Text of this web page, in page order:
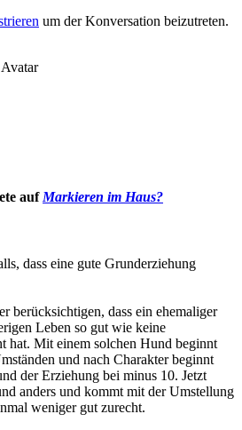
um der Konversation beizutreten.
auf Markieren im Haus?
dass eine gute Grunderziehung
berücksichtigen, dass ein ehemaliger
Leben so gut wie keine
hat. Mit einem solchen Hund beginnt
und nach Charakter beginnt
der Erziehung bei minus 10. Jetzt
anders und kommt mit der Umstellung
weniger gut zurecht.